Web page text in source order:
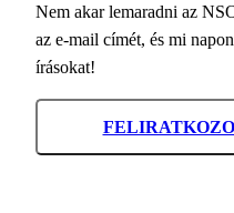
Nem akar lemaradni az
az e-mail címét, és mi
írásokat!